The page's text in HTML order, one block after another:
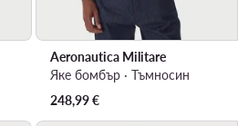
Aeronautica Militare
Яке бомбър · Тъмносин
248,99€